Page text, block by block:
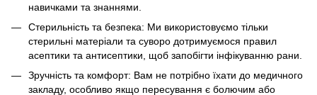
навичками та знаннями.
Стерильність та безпека: Ми використовуємо тільки
стерильні матеріали та суворо дотримуємося правил
асептики та антисептики, щоб запобігти інфікуванню рани.
Зручність та комфорт: Вам не потрібно їхати до медичного
закладу, особливо якщо пересування є болючим або